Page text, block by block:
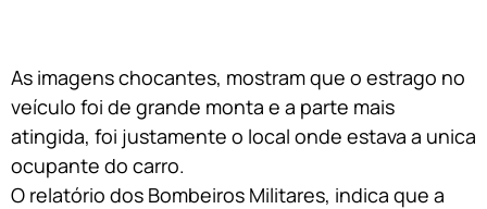
As imagens chocantes, mostram que o estrago no
veículo foi de grande monta e a parte mais
atingida, foi justamente o local onde estava a unica
ocupante do carro.
O relatório dos Bombeiros Militares, indica que a